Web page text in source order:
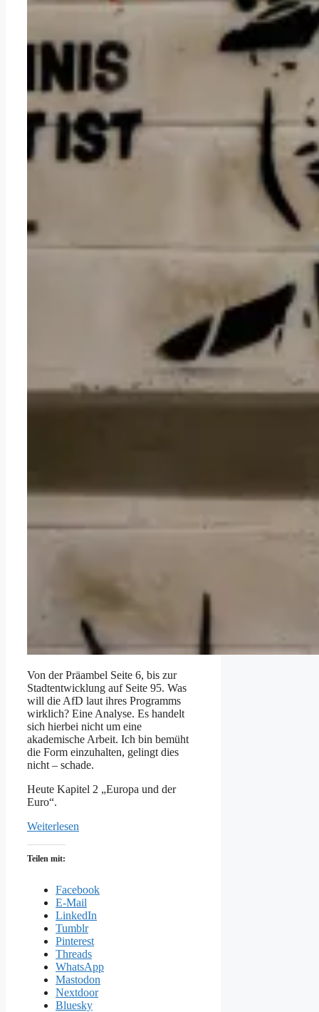
Von der Präambel Seite 6, bis zur
Stadtentwicklung auf Seite 95. Was
will die AfD laut ihres Programms
wirklich? Eine Analyse. Es handelt
sich hierbei nicht um eine
akademische Arbeit. Ich bin bemüht
die Form einzuhalten, gelingt dies
nicht – schade.
Heute Kapitel 2 „Europa und der
Euro“.
Weiterlesen
Teilen mit:
Facebook
E-Mail
LinkedIn
Tumblr
Pinterest
Threads
WhatsApp
Mastodon
Nextdoor
Bluesky